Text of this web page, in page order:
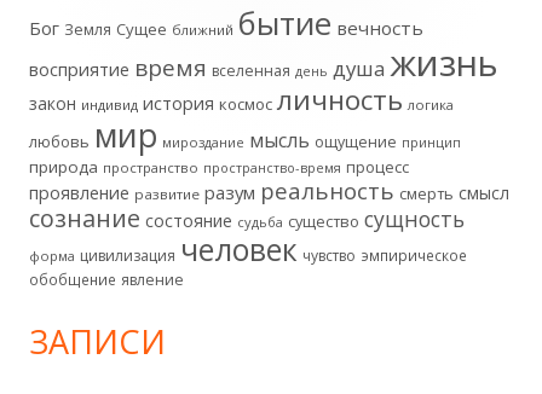
колонка
Бог Земля Сущее ближний бытие вечность
восприятие время вселенная день душа жизнь
закон индивид история космос личность логика
любовь мир мироздание мысль ощущение принцип
природа пространство пространство-время процесс
проявление развитие разум реальность смерть смысл
сознание состояние судьба существо сущность
форма цивилизация человек чувство эмпирическое
обобщение явление
ЗАПИСИ